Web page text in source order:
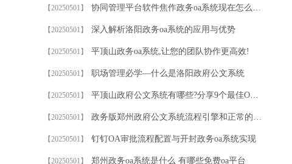
【20250501】 协同管理平台软件焦作政务oa系统现在怎么样？
【20250501】 深入解析洛阳政务oa系统的应用与优势
【20250501】 平顶山政务oa系统,让您的团队协作更高效!
【20250501】 职场管理必学—什么是洛阳政府公文系统
【20250501】 平顶山政府公文系统有哪些?分享9个最佳OA协同办公系统
【20250501】 政务版郑州政府公文系统流程引擎和正常的有什么不同?
【20250501】 钉钉OA审批流程配置与开封政务oa系统实现
【20250501】 郑州政务oa系统是什么 有哪些免费oa平台